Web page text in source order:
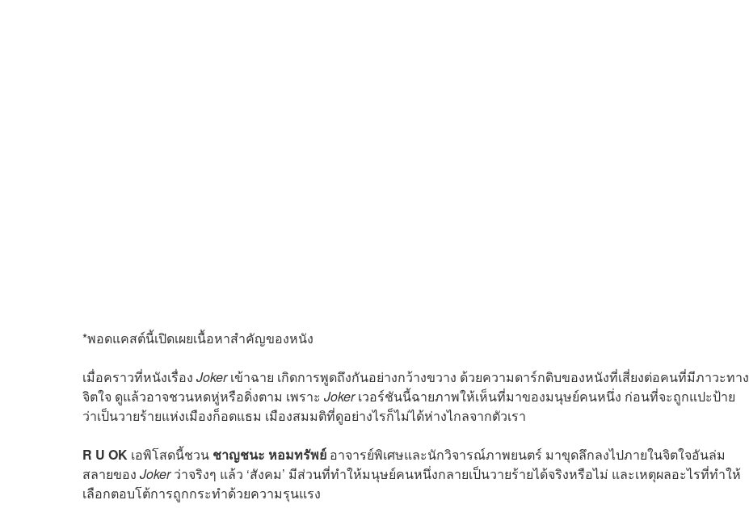
*พอดแคสต์นี้เปิดเผยเนื้อหาสำคัญของหนัง
เมื่อคราวที่หนังเรื่อง Jokerเข้าฉาย เกิดการพูดถึงกันอย่างกว้างขวาง ด้วยความดาร์กดิบของหนังที่เสี่ยงต่อคนที่มีภาวะทาง
จิตใจ ดูแล้วอาจชวนหดหู่หรือดิ่งตาม เพราะ Jokerเวอร์ชันนี้ฉายภาพให้เห็นที่มาของมนุษย์คนหนึ่ง ก่อนที่จะถูกแปะป้าย
ว่าเป็นวายร้ายแห่งเมืองก็อตแธม เมืองสมมติที่ดูอย่างไรก็ไม่ได้ห่างไกลจากตัวเรา
R U OK เอพิโสดนี้ชวน ชาญชนะ หอมทรัพย์ อาจารย์พิเศษและนักวิจารณ์ภาพยนตร์ มาขุดลึกลงไปภายในจิตใจอันล่ม
สลายของ Jokerว่าจริงๆ แล้ว ‘สังคม’ มีส่วนที่ทำให้มนุษย์คนหนึ่งกลายเป็นวายร้ายได้จริงหรือไม่ และเหตุผลอะไรที่ทำให้
เลือกตอบโต้การถูกกระทำด้วยความรุนแรง